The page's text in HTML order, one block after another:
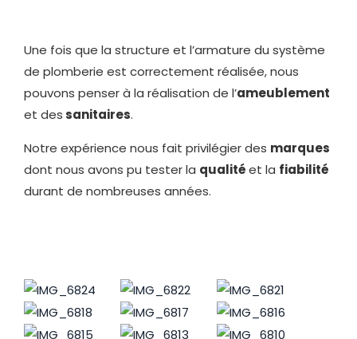
Une fois que la structure et l’armature du système
de plomberie est correctement réalisée, nous
pouvons penser à la réalisation de l’ameublement
et dessanitaires.
Notre expérience nous fait privilégier des marques
dont nous avons pu tester la qualitéet la fiabilité
durant de nombreuses années.